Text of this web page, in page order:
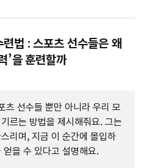
법 : 스포츠 선수들은 왜
’을 훈련할까
츠 선수들 뿐만 아니라 우리 모
르는 방법을 제시해줘요. 그는
리며, 지금 이 순간에 몰입하
을 수 있다고 설명해요.